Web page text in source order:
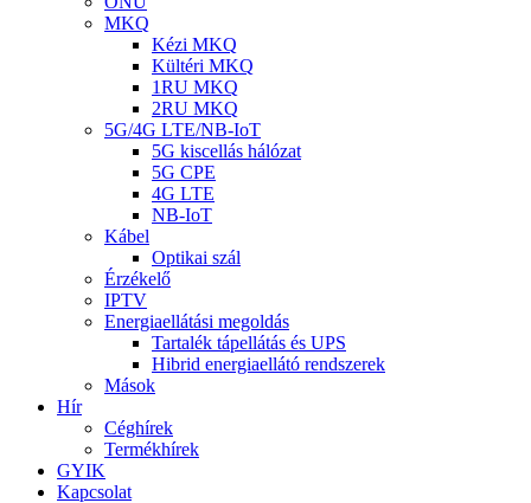
MKQ
Kézi MKQ
Kültéri MKQ
1RU MKQ
2RU MKQ
5G/4G LTE/NB-IoT
5G kiscellás hálózat
5G CPE
4G LTE
NB-IoT
Kábel
Optikai szál
Érzékelő
IPTV
Energiaellátási megoldás
Tartalék tápellátás és UPS
Hibrid energiaellátó rendszerek
Mások
Hír
Céghírek
Termékhírek
GYIK
Kapcsolat